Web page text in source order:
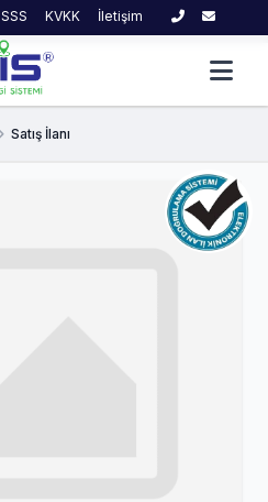
SSS KVKK İletişim
Satış İlanı